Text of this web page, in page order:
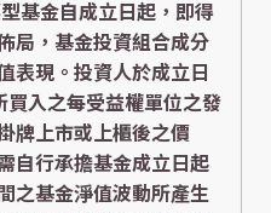
基金自成立日起，即得
局，基金投資組合成分
表現。投資人於成立日
買入之每受益權單位之發
牌上市或上櫃後之價
自行承擔基金成立日起
之基金淨值波動所產生